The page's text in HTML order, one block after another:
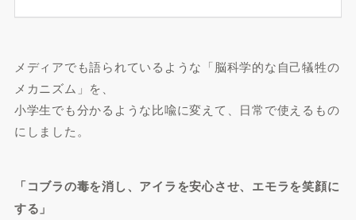
メディアでも語られているような「脳科学的な自己犠牲の
メカニズム」を、
小学生でも分かるような比喩に変えて、日常で使えるもの
にしました。
「コブラの毒を消し、アイラを安心させ、エモラを笑顔に
する」